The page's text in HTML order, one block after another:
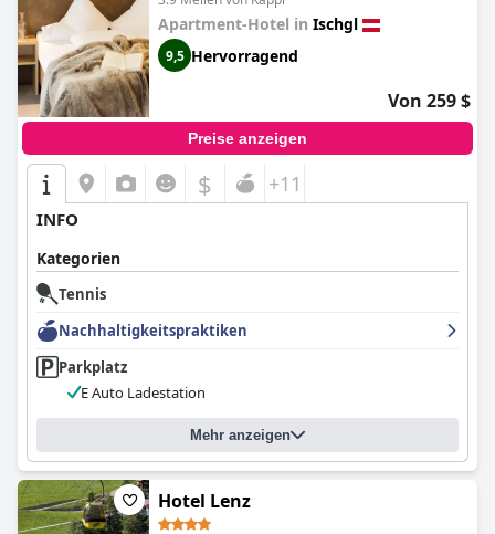
Apartment-Hotel in Ischgl
9,5 Hervorragend
Von 259 $
Preise anzeigen
$ +11
INFO
Kategorien
Tennis
Nachhaltigkeitspraktiken
Parkplatz
E Auto Ladestation
Mehr anzeigen
Hotel Lenz